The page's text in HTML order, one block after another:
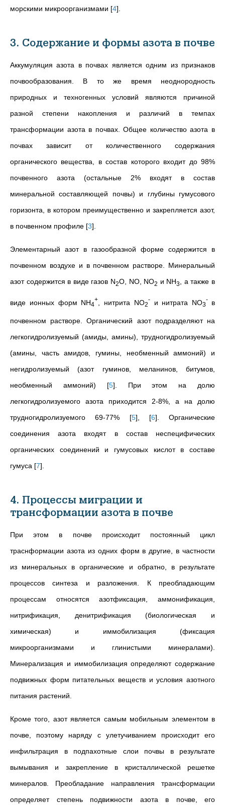
морскими микроорганизмами [4]
3. Содержание и формы азота в почве
Аккумуляция азота в почвах является одним из признаков
почвообразования. В то же время неоднородность
природных и техногенных условий являются причиной
разной степени накопления и различий в темпах
трансформации азота в почвах. Общее количество азота в
почвах зависит от количественного содержания
органического вещества, в состав которого входит до 98%
почвенного азота (остальные 2% входят в состав
минеральной составляющей почвы) и глубины гумусового
горизонта, в котором преимущественно и закрепляется азот,
в почвенном профиле [3]
Элементарный азот в газообразной форме содержится в
почвенном воздухе и в почвенном растворе. Минеральный
азот содержится в виде газов N2O, NO, NO2 и NH3 , а также в
виде ионных форм NH4
+ , нитрита NO2
-и нитрата NO3
- в
почвенном растворе. Органический азот подразделяют на
легкогидролизуемый (амиды, амины), трудногидролизуемый
(амины, часть амидов, гумины, необменный аммоний) и
негидролизуемый (азот гуминов, меланинов, битумов,
необменный аммоний) [5]. При этом на долю
легкогидролизуемого азота приходится 2-8%, а на долю
трудногидролизуемого 69-77% [5], [6]. Органические
соединения азота входят в состав неспецифических
органических соединений и гумусовых кислот в составе
гумуса [7].
4. Процессы миграции и
трансформации азота в почве
При этом в почве происходит постоянный цикл
траснформации азота из одних форм в другие, в частности
из минеральных в органические и обратно, в результате
процессов синтеза и разложения. К преобладающим
процессам относятся азотфиксация, аммонификация,
нитрификация, денитрификация (биологическая и
химическая) и иммобилизация (фиксация
микроорганизмами и глинистыми минералами).
Минерализация и иммобилизация определяют содержание
подвижных форм питательных веществ и условия азотного
питания растений.
Кроме того, азот является самым мобильным элементом в
почве, поэтому наряду с улетучиванием происходит его
инфильтрация в подпахотные слои почвы в результате
вымывания и закрепление в кристаллической решетке
минералов. Преобладание направления трансформации
определяет степень подвижности азота в почве, его